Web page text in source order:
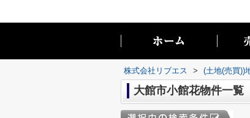
株式会社リブエス > (土地(売買))
大館市小館花物件一覧